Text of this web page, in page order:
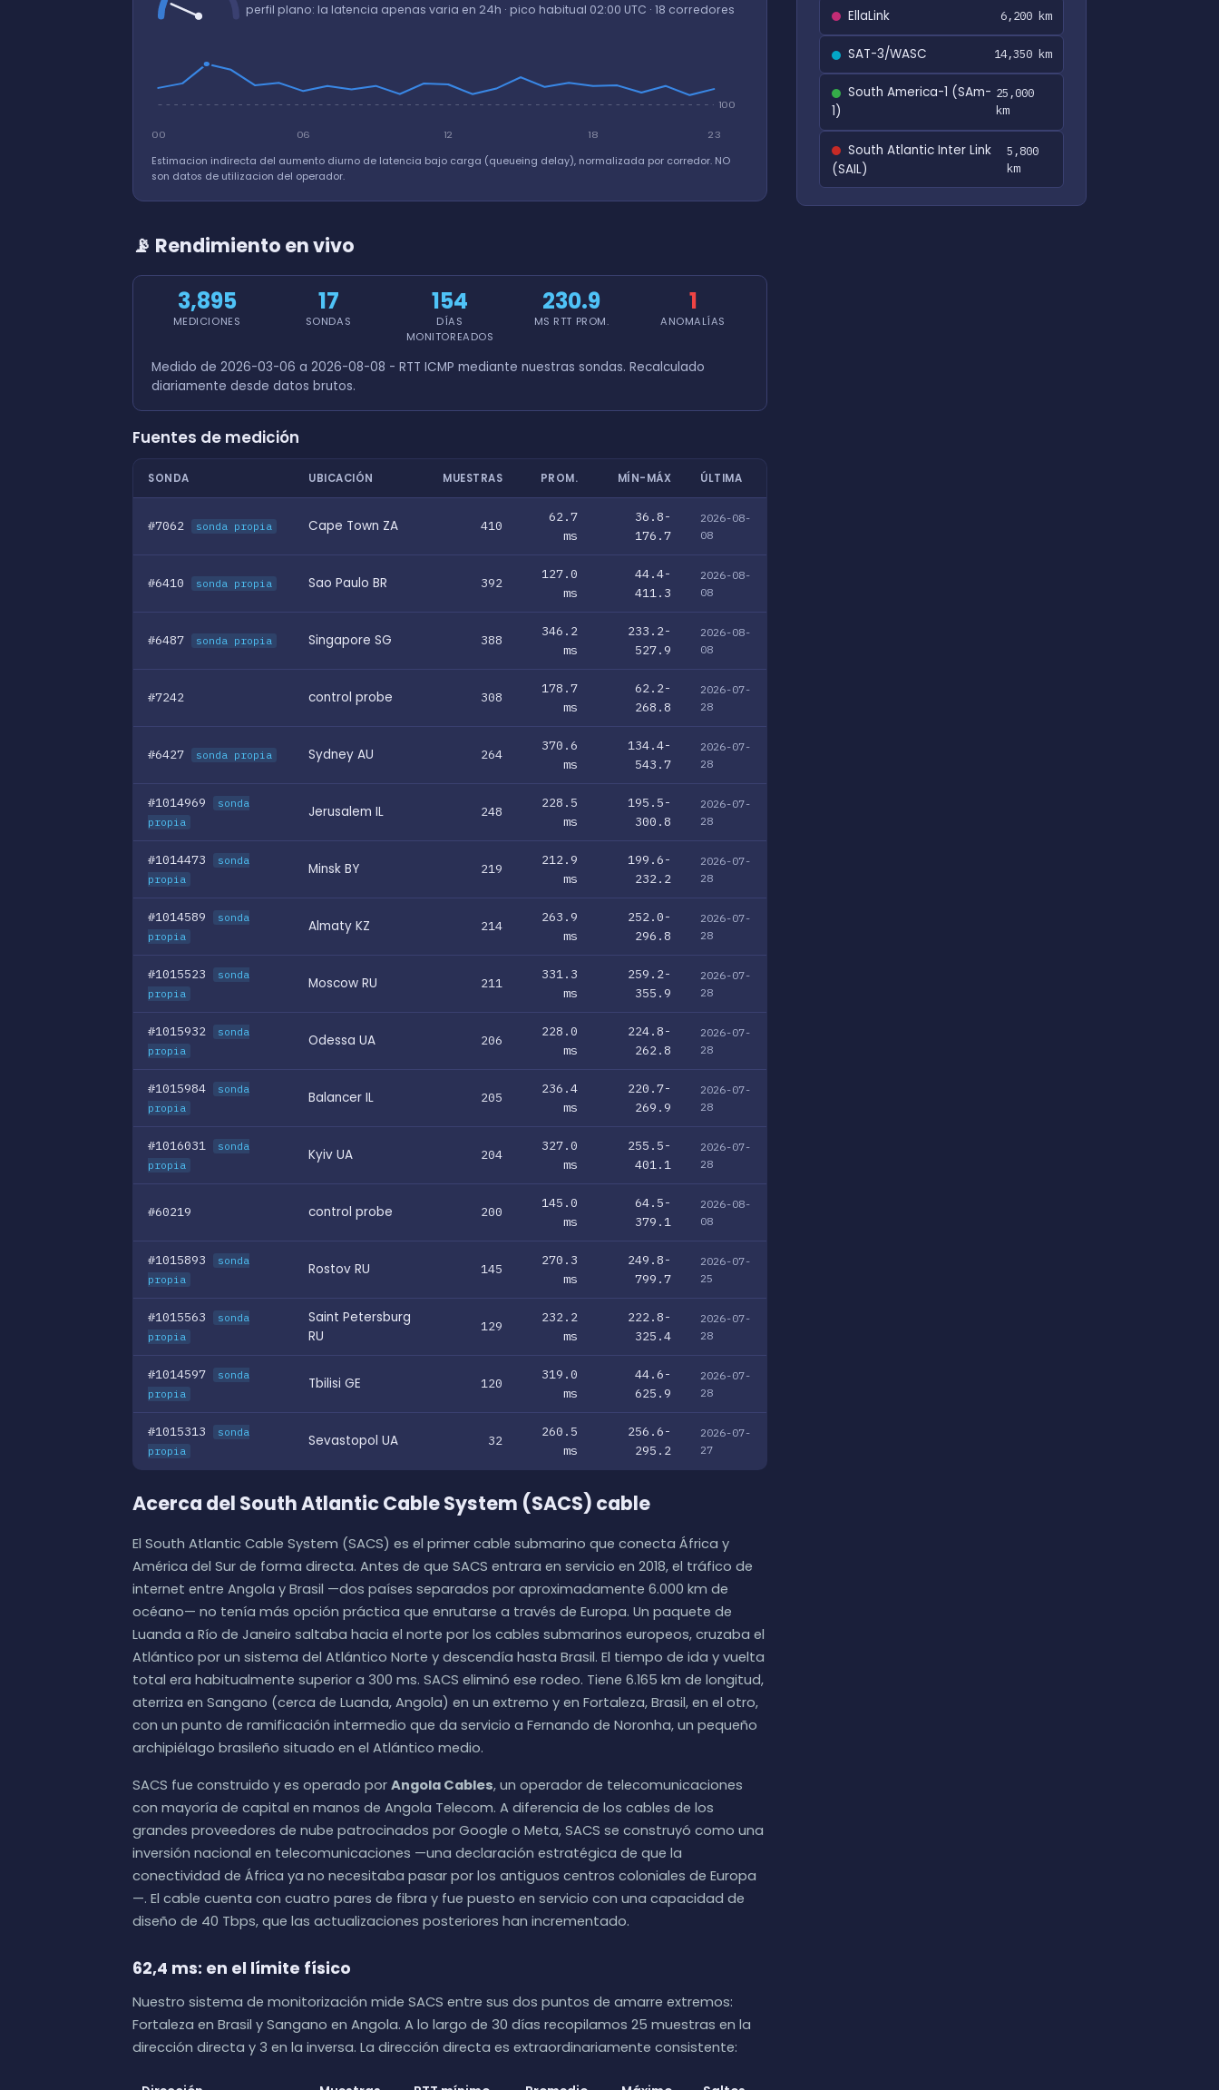
perfil plano: la latencia apenas varia en 24h · pico habitual 02:00 UTC · 18 corredores
100
00 06 12 18 23
Estimacion indirecta del aumento diurno de latencia bajo carga (queueing delay), normalizada por corredor. NO
son datos de utilizacion del operador.
📡 Rendimiento en vivo
3,895
MEDICIONES
17
SONDAS
154
DÍAS
MONITOREADOS
230.9
MS RTT PROM.
1
ANOMALÍAS
Medido de 2026-03-06 a 2026-08-08 - RTT ICMP mediante nuestras sondas. Recalculado
diariamente desde datos brutos.
Fuentes de medición
SONDA UBICACIÓN MUESTRAS PROM. MÍN-MÁX ÚLTIMA
#7062 sonda propia Cape Town ZA 410
62.7
ms
36.8-
176.7
2026-08-
08
#6410 sonda propia Sao Paulo BR 392
127.0
ms
44.4-
411.3
2026-08-
08
#6487 sonda propia Singapore SG 388
346.2
ms
233.2-
527.9
2026-08-
08
#7242 control probe 308
178.7
ms
62.2-
268.8
2026-07-
28
#6427 sonda propia Sydney AU 264
370.6
ms
134.4-
543.7
2026-07-
28
#1014969
sonda
propia
Jerusalem IL 248
228.5
ms
195.5-
300.8
2026-07-
28
#1014473
sonda
propia
Minsk BY 219
212.9
ms
199.6-
232.2
2026-07-
28
#1014589
sonda
propia
Almaty KZ 214
263.9
ms
252.0-
296.8
2026-07-
28
#1015523
sonda
propia
Moscow RU 211
331.3
ms
259.2-
355.9
2026-07-
28
#1015932
sonda
propia
Odessa UA 206
228.0
ms
224.8-
262.8
2026-07-
28
#1015984
sonda
propia
Balancer IL 205
236.4
ms
220.7-
269.9
2026-07-
28
#1016031
sonda
propia
Kyiv UA 204
327.0
ms
255.5-
401.1
2026-07-
28
#60219 control probe 200
145.0
ms
64.5-
379.1
2026-08-
08
#1015893
sonda
propia
Rostov RU 145
270.3
ms
249.8-
799.7
2026-07-
25
#1015563
sonda
propia
Saint Petersburg
RU
129
232.2
ms
222.8-
325.4
2026-07-
28
#1014597
sonda
propia
Tbilisi GE 120
319.0
ms
44.6-
625.9
2026-07-
28
#1015313
sonda
propia
Sevastopol UA 32
260.5
ms
256.6-
295.2
2026-07-
27
Acerca del South Atlantic Cable System (SACS) cable
El South Atlantic Cable System (SACS) es el primer cable submarino que conecta África y
América del Sur de forma directa. Antes de que SACS entrara en servicio en 2018, el tráfico de
internet entre Angola y Brasil —dos países separados por aproximadamente 6.000 km de
océano— no tenía más opción práctica que enrutarse a través de Europa. Un paquete de
Luanda a Río de Janeiro saltaba hacia el norte por los cables submarinos europeos, cruzaba el
Atlántico por un sistema del Atlántico Norte y descendía hasta Brasil. El tiempo de ida y vuelta
total era habitualmente superior a 300 ms. SACS eliminó ese rodeo. Tiene 6.165 km de longitud,
aterriza en Sangano (cerca de Luanda, Angola) en un extremo y en Fortaleza, Brasil, en el otro,
con un punto de ramificación intermedio que da servicio a Fernando de Noronha, un pequeño
archipiélago brasileño situado en el Atlántico medio.
SACS fue construido y es operado por Angola Cables, un operador de telecomunicaciones
con mayoría de capital en manos de Angola Telecom. A diferencia de los cables de los
grandes proveedores de nube patrocinados por Google o Meta, SACS se construyó como una
inversión nacional en telecomunicaciones —una declaración estratégica de que la
conectividad de África ya no necesitaba pasar por los antiguos centros coloniales de Europa
—. El cable cuenta con cuatro pares de fibra y fue puesto en servicio con una capacidad de
diseño de 40 Tbps, que las actualizaciones posteriores han incrementado.
62,4 ms: en el límite físico
Nuestro sistema de monitorización mide SACS entre sus dos puntos de amarre extremos:
Fortaleza en Brasil y Sangano en Angola. A lo largo de 30 días recopilamos 25 muestras en la
dirección directa y 3 en la inversa. La dirección directa es extraordinariamente consistente:
EllaLink 6,200 km
SAT-3/WASC 14,350 km
South America-1 (SAm-
1)
25,000
km
South Atlantic Inter Link
(SAIL)
5,800
km